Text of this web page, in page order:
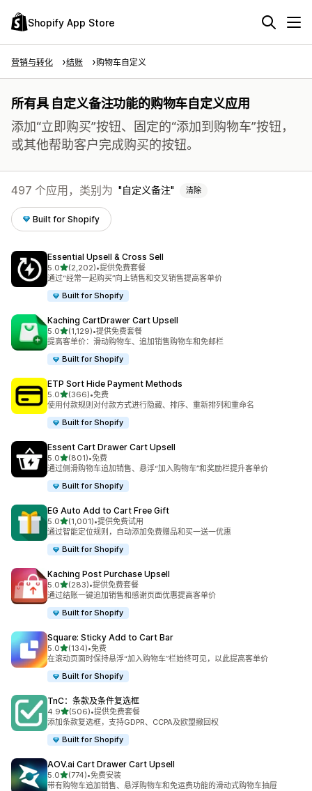
Shopify App Store
营销与转化 结账 购物车自定义
所有具 自定义备注功能的购物车自定义应用
添加“立即购买”按钮、固定的“添加到购物车”按钮，
或其他帮助客户完成购买的按钮。
497 个应用，类别为 自定义备注 清除
Built for Shopify
Essential Upsell & Cross Sell
5.0星（满分 5 星）
(2,202)
总共 2202 条评论
•提供免费套餐
通过“经常一起购买”向上销售和交叉销售提高客单价
Built for Shopify
Kaching CartDrawer Cart Upsell
5.0星（满分 5 星）
(1,129)
总共 1129 条评论
•提供免费套餐
提高客单价：滑动购物车、追加销售购物车和免邮栏
Built for Shopify
ETP Sort Hide Payment Methods
5.0星（满分 5 星）
(366)
总共 366 条评论
•免费
使用付款规则对付款方式进行隐藏、排序、重新排列和重命名
Built for Shopify
Essent Cart Drawer Cart Upsell
5.0星（满分 5 星）
(801)
总共 801 条评论
•免费
通过侧滑购物车追加销售、悬浮“加入购物车”和奖励栏提升客单价
Built for Shopify
EG Auto Add to Cart Free Gift
5.0星（满分 5 星）
(1,001)
总共 1001 条评论
•提供免费试用
通过智能定位规则，自动添加免费赠品和买一送一优惠
Built for Shopify
Kaching Post Purchase Upsell
5.0星（满分 5 星）
(283)
总共 283 条评论
•提供免费套餐
通过结账一键追加销售和感谢页面优惠提高客单价
Built for Shopify
Square: Sticky Add to Cart Bar
5.0星（满分 5 星）
(134)
总共 134 条评论
•免费
在滚动页面时保持悬浮“加入购物车”栏始终可见，以此提高客单价
Built for Shopify
TnC：条款及条件复选框
4.9星（满分 5 星）
(506)
总共 506 条评论
•提供免费套餐
添加条款复选框，支持GDPR、CCPA及欧盟撤回权
Built for Shopify
AOV.ai Cart Drawer Cart Upsell
5.0星（满分 5 星）
(774)
总共 774 条评论
•免费安装
带有购物车追加销售、悬浮购物车和免运费功能的滑动式购物车抽屉